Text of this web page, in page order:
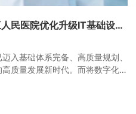
安超云一体机助力东莞市第三人民医院优化升级IT基础设施 实现业务增长和数据安全
入基础体系完备、高质量规划、
质量发展新时代。而将数字化全
向未来的智慧医疗改革，需要医
、跨部门的合力，推动新一轮医